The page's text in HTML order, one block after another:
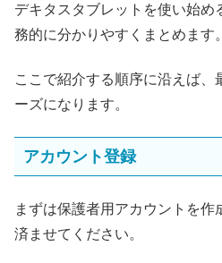
デキタスタブレットを使い始め
務的に分かりやすくまとめます。
ここで紹介する順序に沿えば、
ーズになります。
アカウント登録
まずは保護者用アカウントを作
済ませてください。